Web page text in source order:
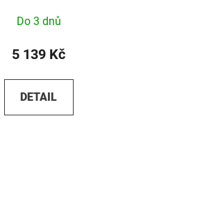
Do 3 dnů
5 139 Kč
DETAIL